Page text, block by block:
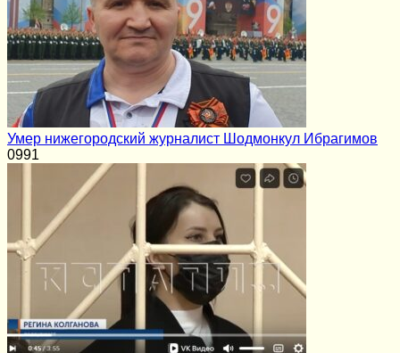
Умер нижегородский журналист Шодмонкул Ибрагимов
0991